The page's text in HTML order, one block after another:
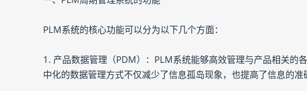
PLM系统的核心功能可以分为以下几个方面：
1. 产品数据管理（PDM）：PLM系统能够高效管理与产品相关的
中化的数据管理方式不仅减少了信息孤岛现象，也提高了信息的准